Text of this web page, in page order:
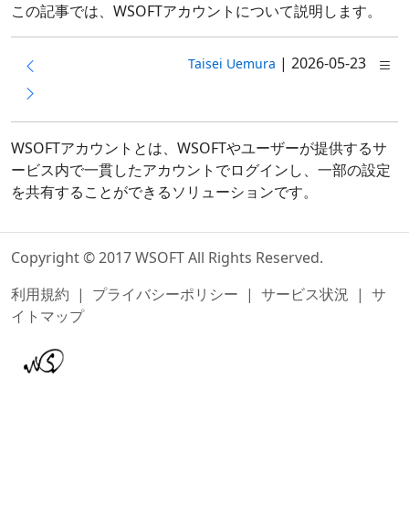
この記事では、WSOFTアカウントについて説明します。
Taisei Uemura | 2026-05-23
WSOFTアカウントとは、WSOFTやユーザーが提供するサ
ービス内で一貫したアカウントでログインし、一部の設定
を共有することができるソリューションです。
Copyright © 2017 WSOFT All Rights Reserved.
利用規約 | プライバシーポリシー | サービス状況 | サ
イトマップ